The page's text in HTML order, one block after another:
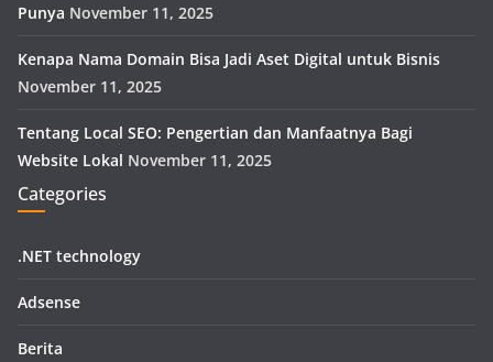
Punya November 11, 2025
Kenapa Nama Domain Bisa Jadi Aset Digital untuk Bisnis
November 11, 2025
Tentang Local SEO: Pengertian dan Manfaatnya Bagi
Website Lokal November 11, 2025
Categories
.NET technology
Adsense
Berita